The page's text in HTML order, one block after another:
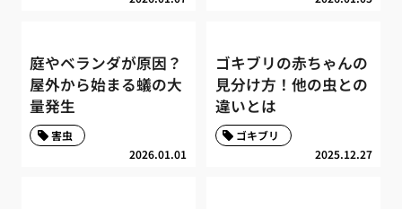
庭やベランダが原因？
屋外から始まる蟻の大
量発生
2026.01.01
害虫
ゴキブリの赤ちゃんの
見分け方！他の虫との
違いとは
2025.12.27
ゴキブリ